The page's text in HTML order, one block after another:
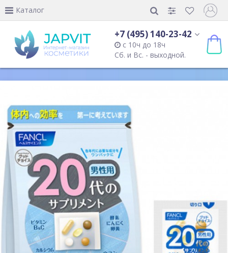
Каталог
+7 (495) 140-23-42
с 10ч до 18ч
Сб. и Вс. - выходной.